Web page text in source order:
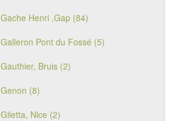
Gache Henri ,Gap (84)
Galleron Pont du Fossé (5)
Gauthier, Bruis (2)
Genon (8)
Giletta, Nice (2)